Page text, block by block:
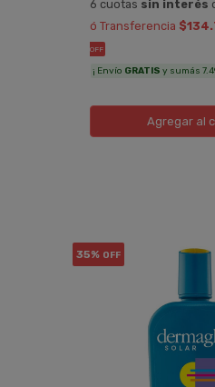
6 cuotas sin interés
ó Transferencia
OFF
¡ Envío GRATIS y sumás
Agregaral
35% OFF